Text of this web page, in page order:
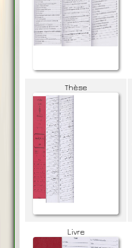
Thèse
Livre